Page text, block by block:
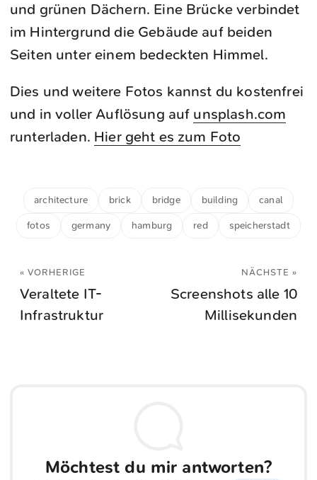
und grünen Dächern. Eine Brücke verbindet
im Hintergrund die Gebäude auf beiden
Seiten unter einem bedeckten Himmel.
Dies und weitere Fotos kannst du kostenfrei
und in voller Auflösung auf unsplash.com
runterladen. Hier geht es zum Foto
architecture brick bridge building canal
fotos germany hamburg red speicherstadt
« VORHERIGE
Veraltete IT-
Infrastruktur
NÄCHSTE »
Screenshots alle 10
Millisekunden
Möchtest du mir antworten?